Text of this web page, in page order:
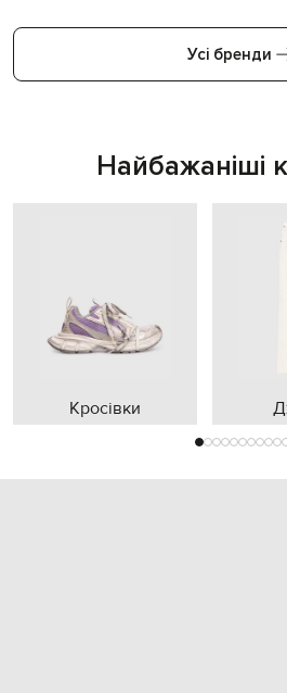
Усі бренди
Найбажаніші
Кросівки